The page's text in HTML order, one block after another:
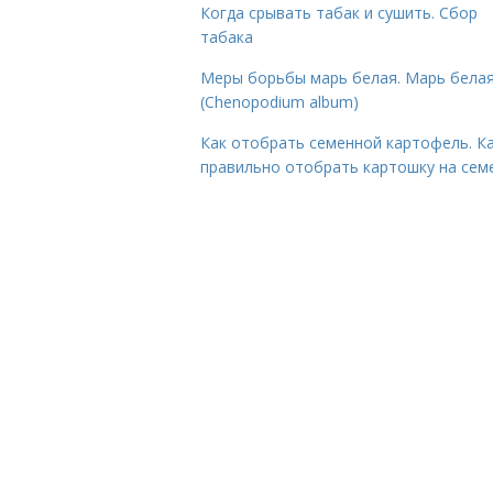
Когда срывать табак и сушить. Сбор
табака
Меры борьбы марь белая. Марь белая
(Chenopodium album)
Как отобрать семенной картофель.
правильно отобрать картошку на